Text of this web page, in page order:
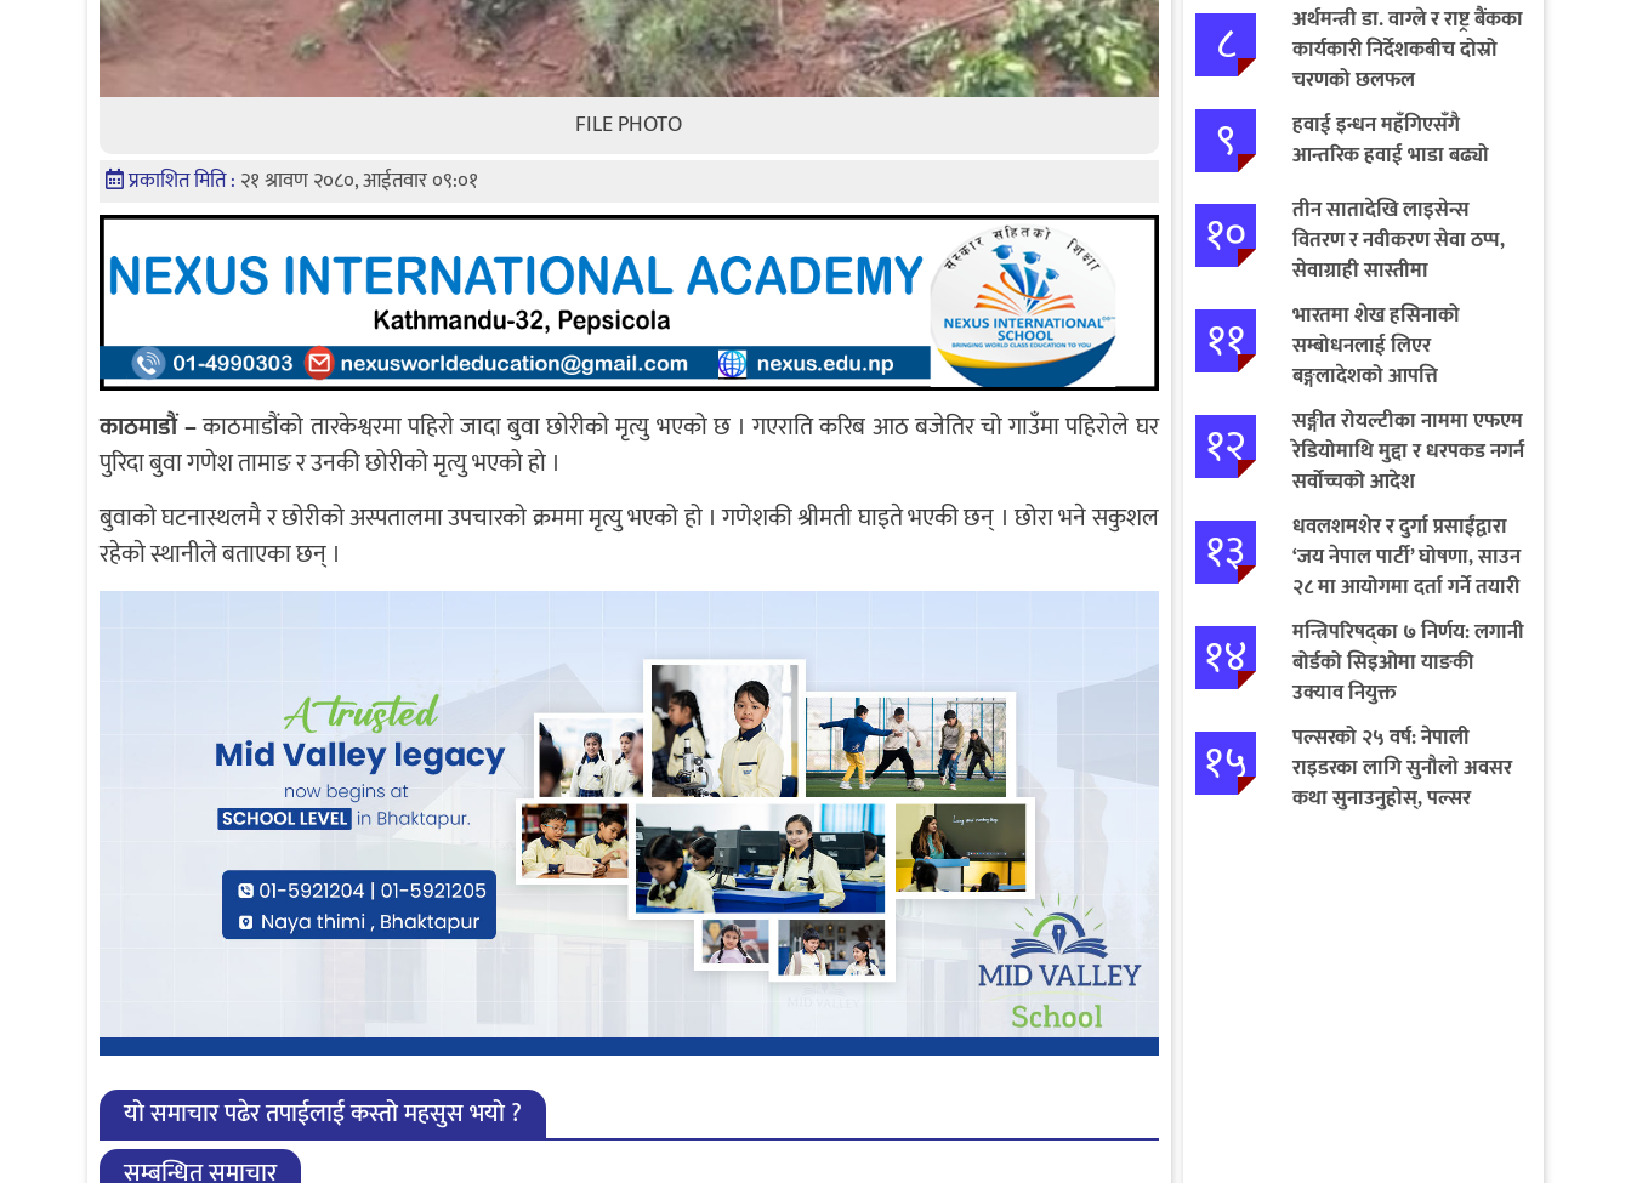
FILE PHOTO
प्रकाशित मिति : २१ श्रावण २०८०, आईतवार ०९:०१
काठमाडौं –काठमाडौंको तारकेश्वरमा पहिराे जादा बुवा छाेरीकाे मृत्यु भएको छ । गएराति करिब आठ बजेतिर चो गाउँमा पहिरोले घर
पुरिदा बुवा गणेश तामाङ र उनकी छोरीको मृत्यु भएको हो ।
बुवाको घटनास्थलमै र छोरीको अस्पतालमा उपचारको क्रममा मृत्यु भएको हो । गणेशकी श्रीमती घाइते भएकी छन् । छोरा भने सकुशल
रहेकाे स्थानीले बताएका छन् ।
यो समाचार पढेर तपाईलाई कस्तो महसुस भयो ?
सम्बन्धित समाचार
८
अर्थमन्त्री डा. वाग्ले र राष्ट्र बैंकका
कार्यकारी निर्देशकबीच दोस्रो
चरणको छलफल
९
हवाई इन्धन महँगिएसँगै
आन्तरिक हवाई भाडा बढ्यो
१०
तीन सातादेखि लाइसेन्स
वितरण र नवीकरण सेवा ठप्प,
सेवाग्राही सास्तीमा
११
भारतमा शेख हसिनाको
सम्बोधनलाई लिएर
बङ्गलादेशको आपत्ति
१२
सङ्गीत रोयल्टीका नाममा एफएम
रेडियोमाथि मुद्दा र धरपकड नगर्न
सर्वोच्चको आदेश
१३
धवलशमशेर र दुर्गा प्रसाईंद्वारा
‘जय नेपाल पार्टी’ घोषणा, साउन
२८ मा आयोगमा दर्ता गर्ने तयारी
१४
मन्त्रिपरिषद्का ७ निर्णय: लगानी
बोर्डको सिइओमा याङकी
उक्याव नियुक्त
१५
पल्सरको २५ वर्ष: नेपाली
राइडरका लागि सुनौलो अवसर
कथा सुनाउनुहोस्, पल्सर